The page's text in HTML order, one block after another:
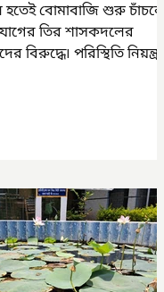
বোমাবাজি শুরু চাঁচলে৷
তির শাসকদলের
বিরুদ্ধে৷ পরিস্থিতি নিয়ন্ত্রণে